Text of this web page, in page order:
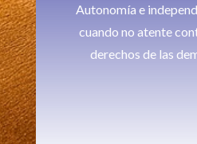
Autonomía e
cuando no atente
derechos de las